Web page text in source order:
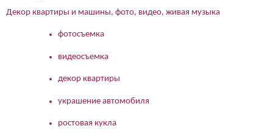
Декор квартиры и машины, фото, видео, живая музыка
фотосъемка
видеосъемка
декор квартиры
украшение автомобиля
ростовая кукла